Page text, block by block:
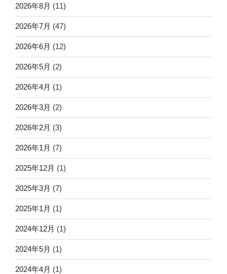
2026年8月 (11)
2026年7月 (47)
2026年6月 (12)
2026年5月 (2)
2026年4月 (1)
2026年3月 (2)
2026年2月 (3)
2026年1月 (7)
2025年12月 (1)
2025年3月 (7)
2025年1月 (1)
2024年12月 (1)
2024年5月 (1)
2024年4月 (1)